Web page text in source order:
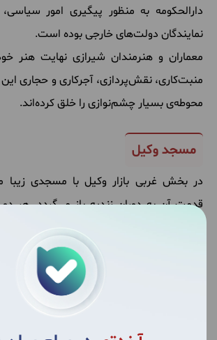
دارالحکومه به منظور پیگیری امور
نمایندگان دولت‌های خارجی بوده است.
معماران و هنرمندان شیرازی نهایت هنر
منبت‌کاری، نقش‌پردازی، آجرکاری و حجاری این
محوطه‌ی بسیار چشم‌نوازی را خلق کرده‌اند.
مسجد وکیل
در بخش غربی بازار وکیل با مسجدی زیبا
قدمت آن به دوران زندیه باز می‌گردد. هر
شرقی این مسجد معماری خارق‌العاده و
مشخصات مسجد وکیل می‌توان به معماری
منقش به خطوط نستعلیق،‌ نسخ و ثلث،
کاشی‌کاری‌های گوناگون اشاره کرد.